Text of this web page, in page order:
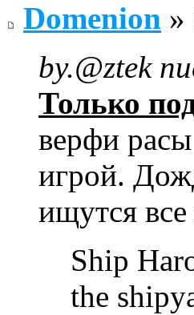
Domenion »
by.@ztek
Только
верфи расы
игрой.
ищутся все
Ship
the